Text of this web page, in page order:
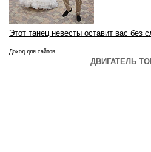
Этот танец невесты оставит вас без
Доход для сайтов
ДВИГАТЕЛЬ